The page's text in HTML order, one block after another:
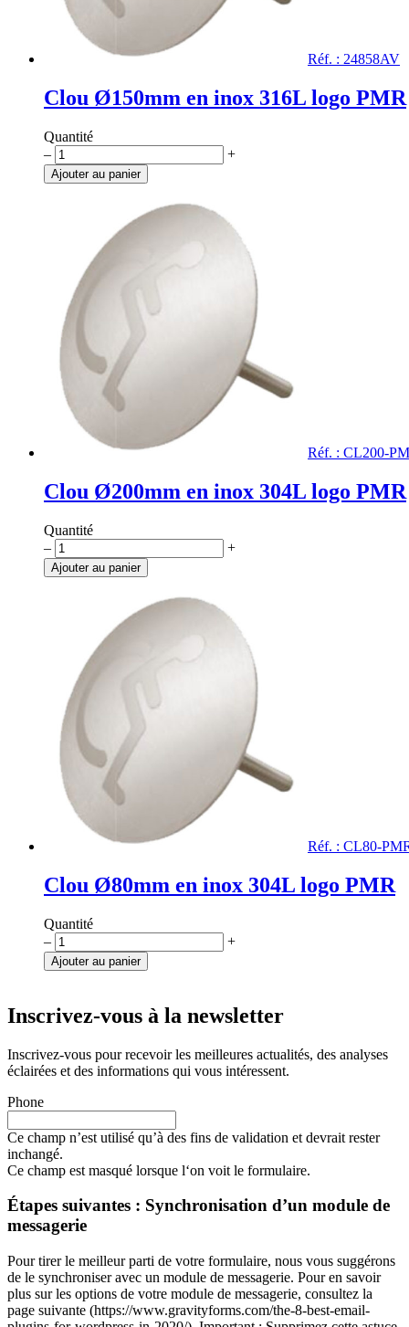
Réf. : 24858AV
Clou Ø150mm en inox 316L logo PMR
Quantité
quantité
de
Clou
– +
Ajouter au panier
Réf. : CL200-
Clou Ø200mm en inox 304L logo PMR
Quantité
quantité
de
Clou
– +
Ajouter au panier
Réf. : CL80-
Clou Ø80mm en inox 304L logo PMR
Quantité
quantité
de
Clou
inox
logo
PMR
– +
Ajouter au panier
Inscrivez-vous à la newsletter
Inscrivez-vous pour recevoir les meilleures actualités, des analyses
éclairées et des informations qui vous intéressent.
Phone
Ce champ n’est utilisé qu’à des fins de validation et devrait rester
inchangé.
Ce champ est masqué lorsque l‘on voit le formulaire.
Étapes suivantes : Synchronisation d’un module de
messagerie
Pour tirer le meilleur parti de votre formulaire, nous vous suggérons
de le synchroniser avec un module de messagerie. Pour en savoir
plus sur les options de votre module de messagerie, consultez la
page suivante (https://www.gravityforms.com/the-8-best-email-